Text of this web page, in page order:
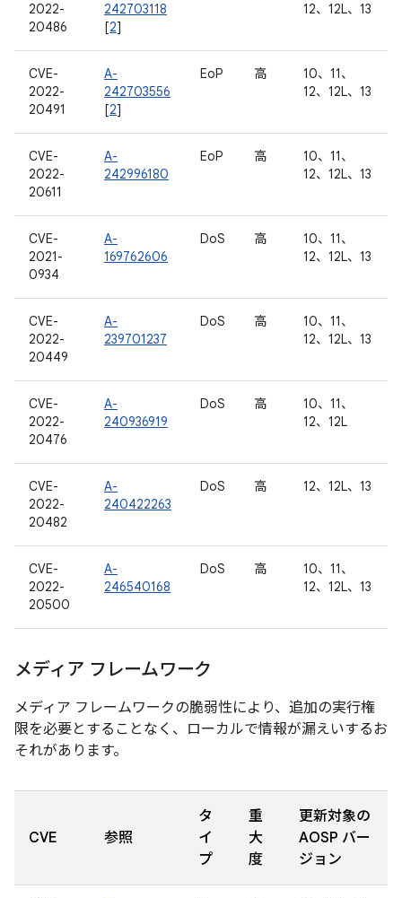
2022-
20486
242703118
[2]
12、12L、13
CVE-
2022-
20491
A-
242703556
[2]
EoP 高
10、11、
12、12L、13
CVE-
2022-
20611
A-
242996180
EoP 高
10、11、
12、12L、13
CVE-
2021-
0934
A-
169762606
DoS 高
10、11、
12、12L、13
CVE-
2022-
20449
A-
239701237
DoS 高
10、11、
12、12L、13
CVE-
2022-
20476
A-
240936919
DoS 高
10、11、
12、12L
CVE-
2022-
20482
A-
240422263
DoS 高 12、12L、13
CVE-
2022-
20500
A-
246540168
DoS 高
10、11、
12、12L、13
メディア フレームワーク
メディア フレームワークの脆弱性により、追加の実行権
限を必要とすることなく、ローカルで情報が漏えいするお
それがあります。
CVE 参照
タ
イ
プ
重
大
度
更新対象の
AOSP バー
ジョン